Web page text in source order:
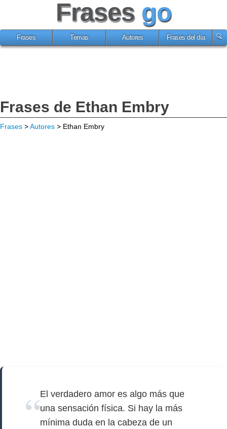
Frases go
Frases Temas Autores Frases del día
Frases de Ethan Embry
Frases >Autores > Ethan Embry
El verdadero amor es algo más que
una sensación física. Si hay la más
mínima duda en la cabeza de un